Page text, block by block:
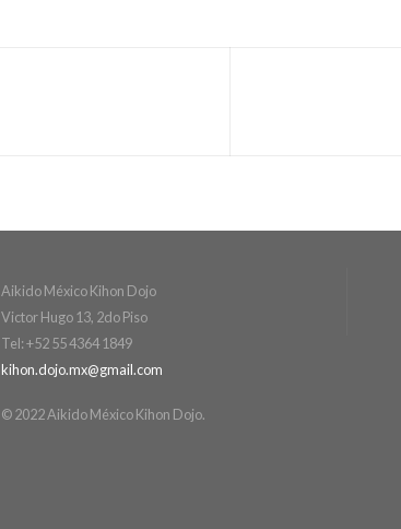
Aikido México Kihon Dojo
Victor Hugo 13, 2do Piso
Tel: +52 55 4364 1849
kihon.dojo.mx@gmail.com
© 2022 Aikido México Kihon Dojo.